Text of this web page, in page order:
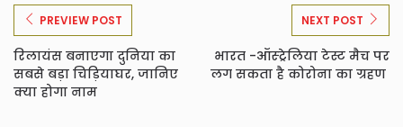
PREVIEW POST
रिलायंस बनाएगा दुनिया का
सबसे बड़ा चिड़ियाघर, जानिए
क्या होगा नाम
NEXT POST
भारत -ऑस्ट्रेलिया टेस्ट मैच पर
लग सकता है कोरोना का ग्रहण